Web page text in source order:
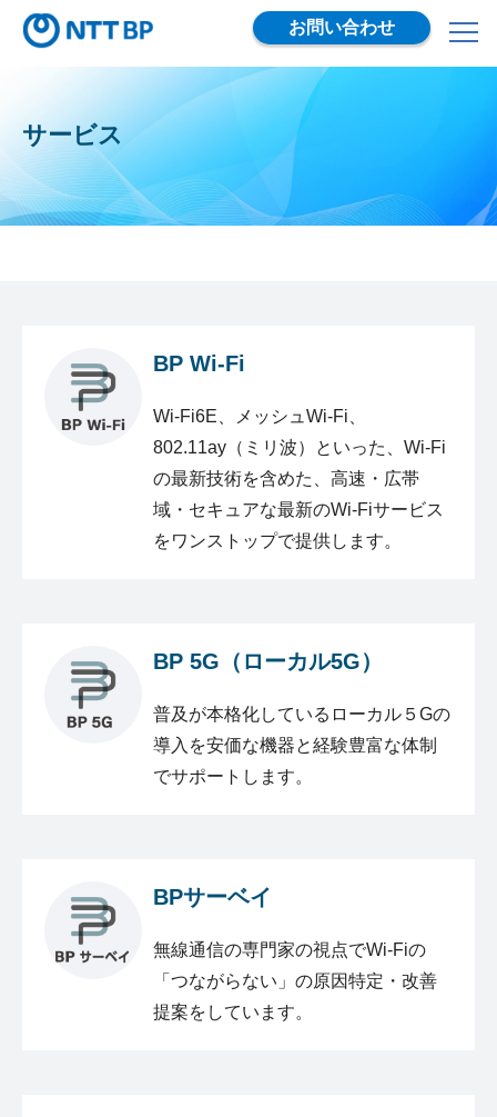
お問い合わせ
サービス
BP Wi-Fi
Wi-Fi6E、メッシュWi-Fi、
802.11ay（ミリ波）といった、Wi-Fi
の最新技術を含めた、高速・広帯
域・セキュアな最新のWi-Fiサービス
をワンストップで提供します。
BP 5G（ローカル5G）
普及が本格化しているローカル５Gの
導入を安価な機器と経験豊富な体制
でサポートします。
BPサーベイ
無線通信の専門家の視点でWi-Fiの
「つながらない」の原因特定・改善
提案をしています。